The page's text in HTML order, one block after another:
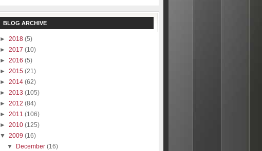
BLOG ARCHIVE
► 2018 (5)
► 2017 (10)
► 2016 (5)
► 2015 (21)
► 2014 (62)
► 2013 (105)
► 2012 (84)
► 2011 (106)
► 2010 (125)
▼ 2009 (16)
▼
December(16)